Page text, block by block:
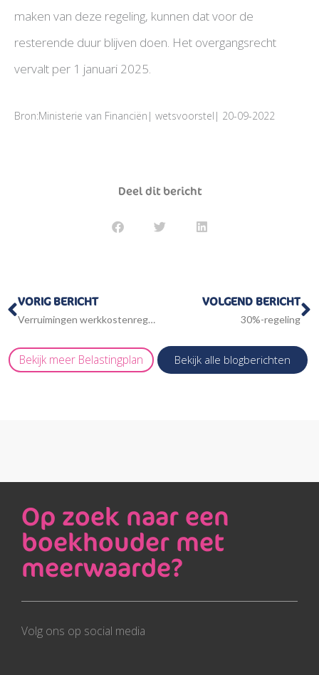
maken van deze regeling, kunnen dat voor de
resterende duur blijven doen. Het overgangsrecht
vervalt per 1 januari 2025.
Bron:Ministerie van Financiën| wetsvoorstel| 20-09-2022
Deel dit bericht
Vorige
VORIG BERICHT
Verruimingen werkkostenregeling
VOLGEND BERICHT
30%-regeling
Bekijk meer Belastingplan Bekijk alle blogberichten
Op zoek naar een
boekhouder met
meerwaarde?
Volg ons op social media